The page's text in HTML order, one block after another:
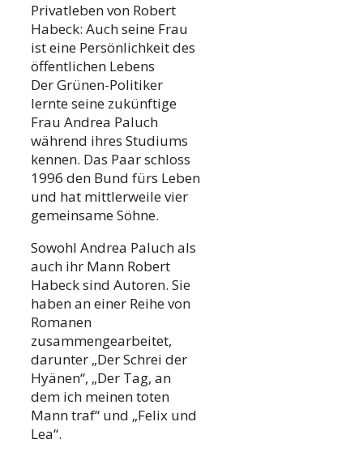
Privatleben von Robert
Habeck: Auch seine Frau
ist eine Persönlichkeit des
öffentlichen Lebens
Der Grünen-Politiker
lernte seine zukünftige
Frau Andrea Paluch
während ihres Studiums
kennen. Das Paar schloss
1996 den Bund fürs Leben
und hat mittlerweile vier
gemeinsame Söhne.
Sowohl Andrea Paluch als
auch ihr Mann Robert
Habeck sind Autoren. Sie
haben an einer Reihe von
Romanen
zusammengearbeitet,
darunter „Der Schrei der
Hyänen“, „Der Tag, an
dem ich meinen toten
Mann traf“ und „Felix und
Lea“.